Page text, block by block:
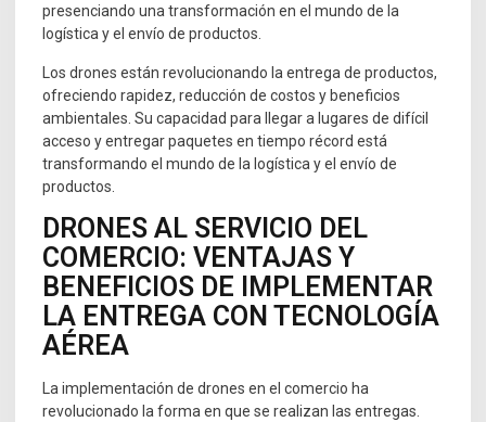
presenciando una transformación en el mundo de la
logística y el envío de productos.
Los drones están revolucionando la entrega de productos,
ofreciendo rapidez, reducción de costos y beneficios
ambientales. Su capacidad para llegar a lugares de difícil
acceso y entregar paquetes en tiempo récord está
transformando el mundo de la logística y el envío de
productos.
DRONES AL SERVICIO DEL
COMERCIO: VENTAJAS Y
BENEFICIOS DE IMPLEMENTAR
LA ENTREGA CON TECNOLOGÍA
AÉREA
La implementación de drones en el comercio ha
revolucionado la forma en que se realizan las entregas.